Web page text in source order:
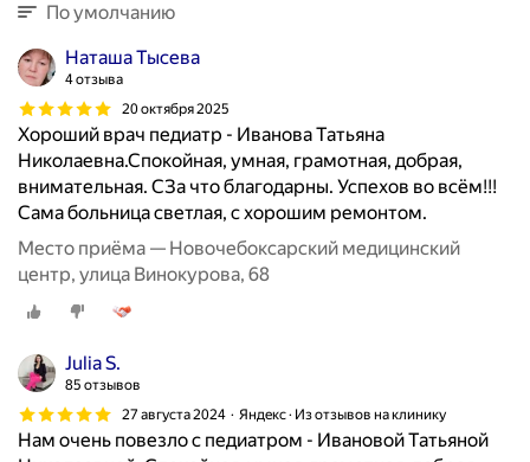
По умолчанию
Наташа Тысева
4 отзыва
20 октября 2025
Хороший врач педиатр - Иванова Татьяна
Николаевна.Спокойная, умная, грамотная, добрая,
внимательная. СЗа что благодарны. Успехов во всём!!!
Сама больница светлая, с хорошим ремонтом.
Место приёма — Новочебоксарский медицинский
центр, улица Винокурова, 68
Julia S.
85 отзывов
27 августа 2024
Яндекс · Из отзывов на клинику
Нам очень повезло с педиатром - Ивановой Татьяной